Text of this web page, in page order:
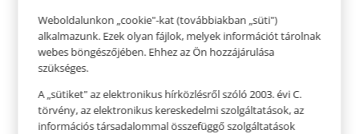
Piac nyitvatartása:
2026. június 14. (vasárnap), 9:00-14:00
Weboldalunkon „cookie"-kat (továbbiakban „süti")
alkalmazunk. Ezek olyan fájlok, melyek információt tárolnak
webes böngészőjében. Ehhez az Ön hozzájárulása
szükséges.
A „sütiket" az elektronikus hírközlésről szóló 2003. évi C.
törvény, az elektronikus kereskedelmi szolgáltatások, az
információs társadalommal összefüggő szolgáltatások